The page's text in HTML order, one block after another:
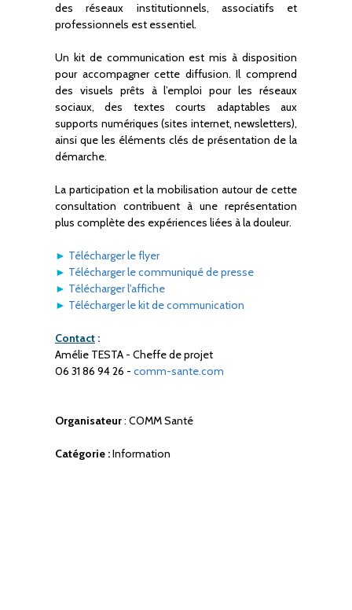
des réseaux institutionnels, associatifs et
professionnels est essentiel.
Un kit de communication est mis à disposition
pour accompagner cette diffusion. Il comprend
des visuels prêts à l’emploi pour les réseaux
sociaux, des textes courts adaptables aux
supports numériques (sites internet, newsletters),
ainsi que les éléments clés de présentation de la
démarche.
La participation et la mobilisation autour de cette
consultation contribuent à une représentation
plus complète des expériences liées à la douleur.
► Télécharger le flyer
► Télécharger le communiqué de presse
► Télécharger l'affiche
► Télécharger le kit de communication
Contact :
Amélie TESTA - Cheffe de projet
06 31 86 94 26 - comm-sante.com
Organisateur: COMM Santé
Catégorie :Information